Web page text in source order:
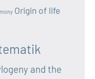
Origin of life
and the